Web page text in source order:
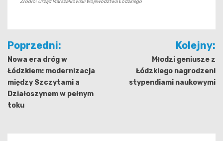
Źródło: Urząd Marszałkowski Województwa Łódzkiego
Nawigacja
wpisu
Poprzedni:
Nowa era dróg w
Łódzkiem: modernizacja
między Szczytami a
Działoszynem w pełnym
toku
Kolejny:
Młodzi geniusze z
Łódzkiego nagrodzeni
stypendiami naukowymi